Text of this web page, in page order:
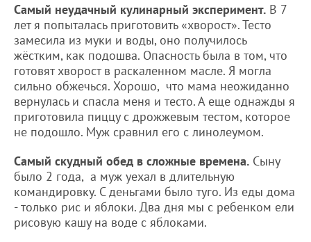
Самый неудачный кулинарный эксперимент. В 7
лет я попыталась приготовить «хворост». Тесто
замесила из муки и воды, оно получилось
жёстким, как подошва. Опасность была в том, что
готовят хворост в раскаленном масле. Я могла
сильно обжечься. Хорошо, что мама неожиданно
вернулась и спасла меня и тесто. А еще однажды я
приготовила пиццу с дрожжевым тестом, которое
не подошло. Муж сравнил его с линолеумом.
Самый скудный обед в сложные времена. Сыну
было 2 года, а муж уехал в длительную
командировку. С деньгами было туго. Из еды дома
- только рис и яблоки. Два дня мы с ребенком ели
рисовую кашу на воде с яблоками.